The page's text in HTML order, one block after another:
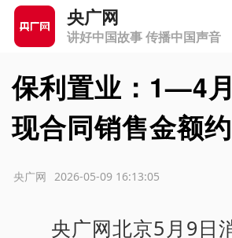
央广网
讲好中国故事 传播中国声音
保利置业：1—4
现合同销售金额
2026-05-09 16:13:05
央广网
央广网北京5月9日